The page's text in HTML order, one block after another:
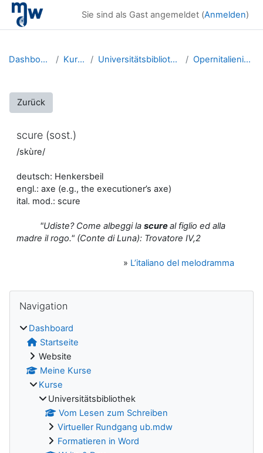
Zum Hauptinhalt
Sie sind als Gast angemeldet (Anmelden)
Dashboard Kurse Universitätsbibliothek Opernitalienisch
Zurück
scure (sost.)
/skùre/
deutsch: Henkersbeil
engl.: axe (e.g., the executioner’s axe)
ital. mod.: scure
"Udiste? Come albeggi la scureal figlio ed alla
madre il rogo." (Conte di Luna): Trovatore IV,2
» L’italiano del melodramma
Blöcke
Navigation
Dashboard
Startseite
Website
Meine Kurse
Kurse
Universitätsbibliothek
Vom Lesen zum Schreiben
Virtueller Rundgang ub.mdw
Formatieren in Word